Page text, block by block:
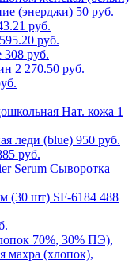
50 руб.
руб.
595.20 руб.
308 руб.
2 270.50 руб.
1
950 руб.
руб.
488